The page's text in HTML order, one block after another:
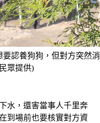
認養狗狗，但對方突然
眾提供)
水，還害當事人千里奔
到場前也要核實對方資